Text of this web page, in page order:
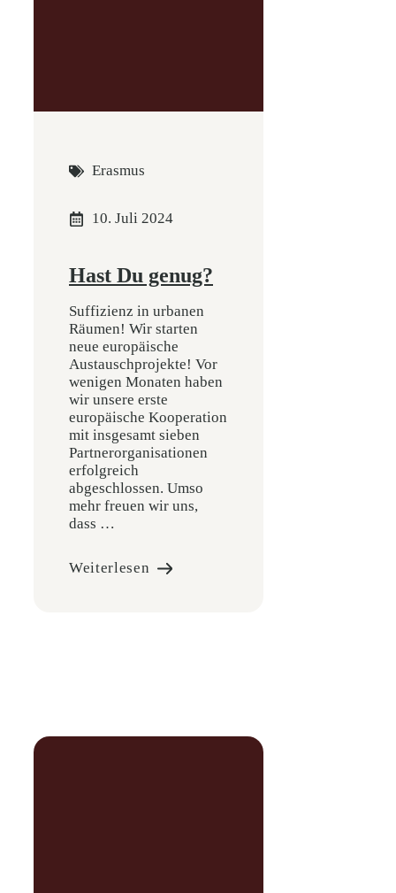
Erasmus
10. Juli 2024
Hast Du genug?
Suffizienz in urbanen
Räumen! Wir starten
neue europäische
Austauschprojekte! Vor
wenigen Monaten haben
wir unsere erste
europäische Kooperation
mit insgesamt sieben
Partnerorganisationen
erfolgreich
abgeschlossen. Umso
mehr freuen wir uns,
dass …
Weiterlesen